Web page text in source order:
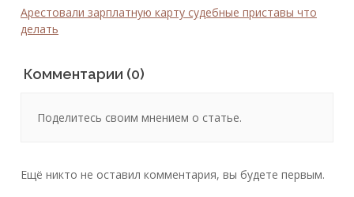
Арестовали зарплатную карту судебные приставы что
делать
Комментарии (0)
Поделитесь своим мнением о статье.
Ещё никто не оставил комментария, вы будете первым.